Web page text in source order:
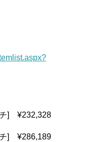
チ] ¥232,328
チ] ¥286,189